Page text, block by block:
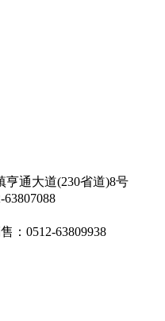
通大道(230省道)8号
：0512-63809938